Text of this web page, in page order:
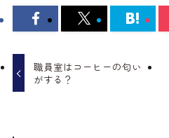
職員室はコーヒーの匂い
がする？